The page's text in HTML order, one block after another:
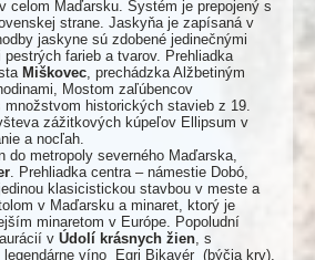
celom Maďarsku. Systém je prepojený s
strane. Jaskyňa je zapísaná v
jaskyne sú zdobené jedinečnými
farieb a tvarov. Prehliadka
Miškovec, prechádzka Alžbetiným
Mostom zaľúbencov
množstvom historických stavieb z 19.
zážitkových kúpeľov Ellipsum v
a nocľah.
do metropoly severného Maďarska,
. Prehliadka centra – námestie Dobó,
klasicistickou stavbou v meste a
v Maďarsku a minaret, ktorý je
minaretom v Európe. Popoludní
v Údolí krásnych žien, s
víno Egri Bikavér (býčia krv),